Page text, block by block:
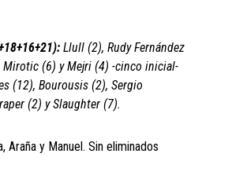
Llull (2), Rudy Fernández
Mirotic (6) y Mejri (4) -cinco inicial-
(12), Bourousis (2), Sergio
(2) y Slaughter (7).
Araña y Manuel. Sin eliminados